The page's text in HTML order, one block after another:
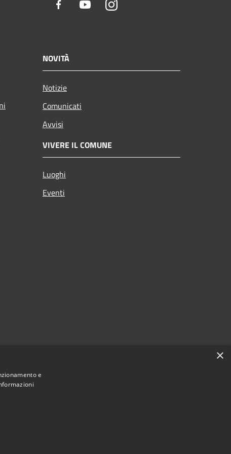
Facebook YoutubeInstagram
NOVITÀ
Notizie
Comunicati
Avvisi
VIVERE IL COMUNE
Luoghi
Eventi
Clusone • Powered by
×
e